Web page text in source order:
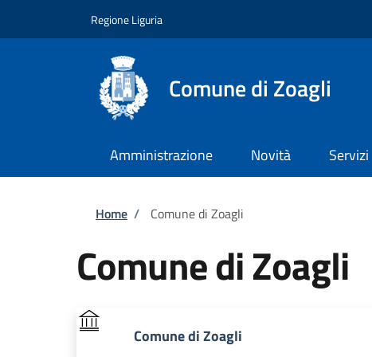
Regione Liguria
Comune di Zoagli
Amministrazione Novità Servizi
Briciole di pane
Home / Comune di Zoagli
Comune di Zoagli
Comune di Zoagli